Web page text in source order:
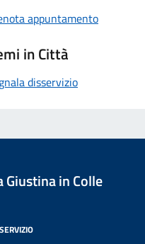
appuntamento
in Città
disservizio
Giustina in Colle